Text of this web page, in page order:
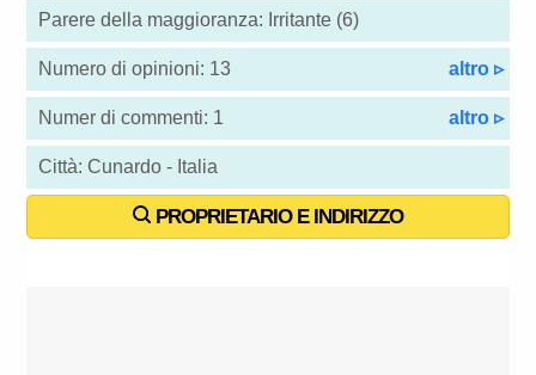
Parere della maggioranza: Irritante (6)
Numero di opinioni: 13 altro ▹
Numer di commenti: 1 altro ▹
Città: Cunardo - Italia
PROPRIETARIO E INDIRIZZO